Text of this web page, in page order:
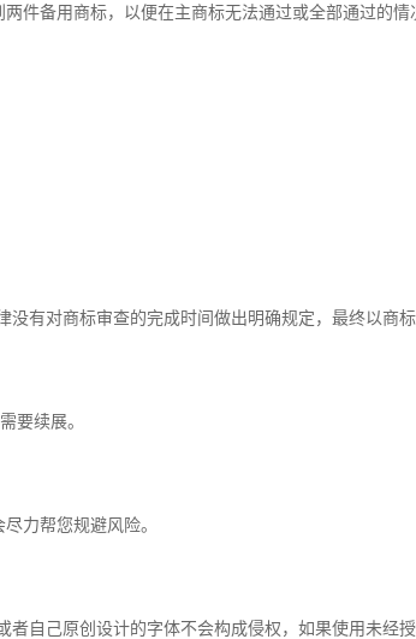
件备用商标，以便在主商标无法通过或全部通过的情
有对商标审查的完成时间做出明确规定，最终以商标
要续展。
力帮您规避风险。
自己原创设计的字体不会构成侵权，如果使用未经